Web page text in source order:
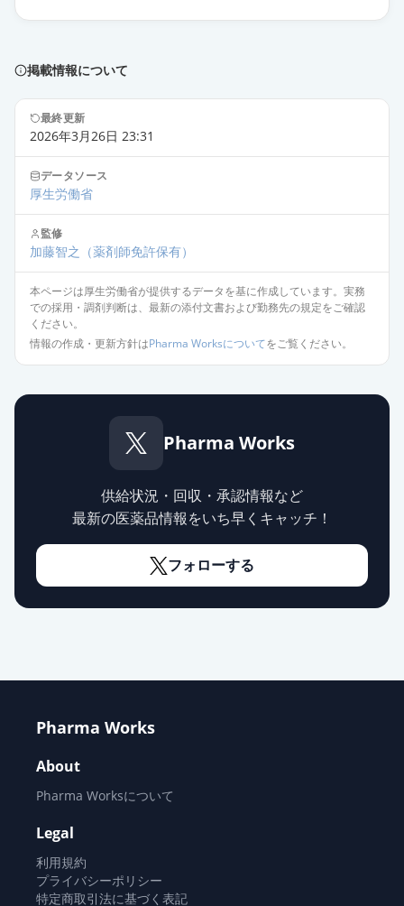
掲載情報について
最終更新
2026年3月26日 23:31
データソース
厚生労働省
監修
加藤智之 （薬剤師免許保有）
本ページは厚生労働省が提供するデータを基に作成しています。実務
での採用・調剤判断は、最新の添付文書および勤務先の規定をご確認
ください。
情報の作成・更新方針はPharma Worksについてをご覧ください。
Pharma Works
供給状況・回収・承認情報など
最新の医薬品情報をいち早くキャッチ！
フォローする
Pharma Works
About
Pharma Worksについて
Legal
利用規約
プライバシーポリシー
特定商取引法に基づく表記